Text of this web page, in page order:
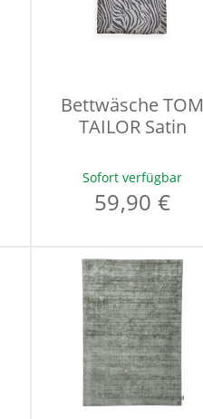
Bettwäsche TOM
TAILOR Satin
Sofort verfügbar
59,90 €